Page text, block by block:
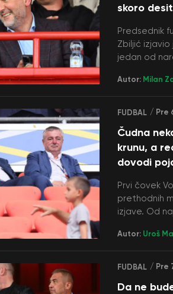
skoro
Predsednik
Zbiljić
jedan od
Autor: Milan
FUDBAL / Pre
Čudna
krunu, a
dovodi
Prvi čovek
prethodnih
izjave. Od
Autor: Uroš
FUDBAL / Pre
Da ne